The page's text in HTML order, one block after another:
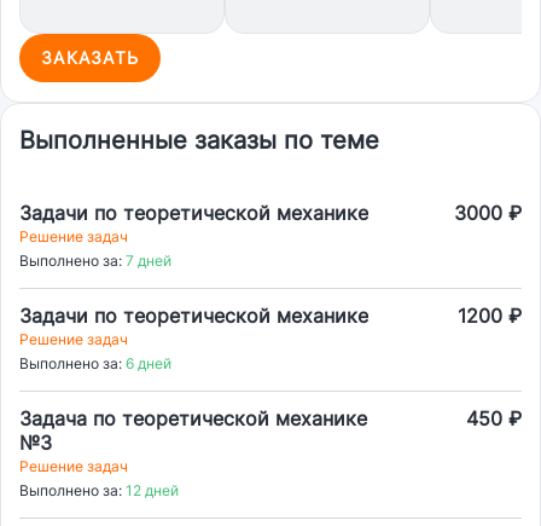
ЗАКАЗАТЬ
Выполненные заказы по теме
Задачи по теоретической механике 3000 ₽
Решение задач
Выполнено за: 7 дней
Задачи по теоретической механике 1200 ₽
Решение задач
Выполнено за: 6 дней
Задача по теоретической механике
№3
450 ₽
Решение задач
Выполнено за: 12 дней